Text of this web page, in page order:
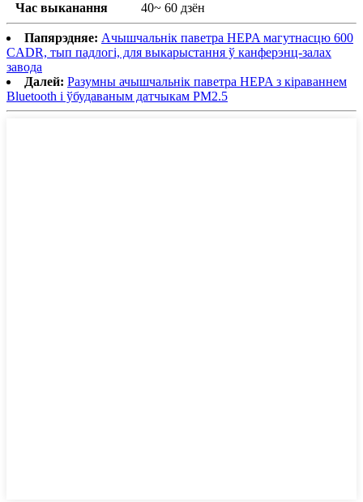
Час выканання
40~ 60 дзён
Папярэдняе: Ачышчальнік паветра HEPA магутнасцю 600
CADR, тып падлогі, для выкарыстання ў канферэнц-залах
завода
Далей: Разумны ачышчальнік паветра HEPA з кіраваннем
Bluetooth і ўбудаваным датчыкам PM2.5